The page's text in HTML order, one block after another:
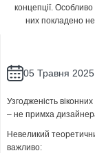
концепції.
них покладено не
05 Травня
Узгодженість
– не примха
Невеликий
важливо: